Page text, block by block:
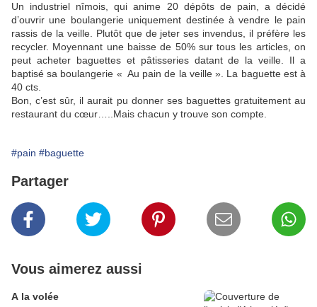
Un industriel nîmois, qui anime 20 dépôts de pain, a décidé
d’ouvrir une boulangerie uniquement destinée à vendre le pain
rassis de la veille. Plutôt que de jeter ses invendus, il préfère les
recycler. Moyennant une baisse de 50% sur tous les articles, on
peut acheter baguettes et pâtisseries datant de la veille. Il a
baptisé sa boulangerie « Au pain de la veille ». La baguette est à
40 cts.
Bon, c’est sûr, il aurait pu donner ses baguettes gratuitement au
restaurant du cœur…..Mais chacun y trouve son compte.
#pain #baguette
Partager
Vous aimerez aussi
A la volée